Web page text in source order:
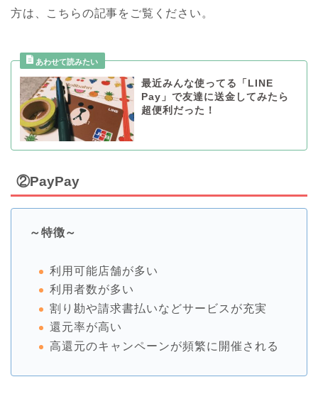
方は、こちらの記事をご覧ください。
最近みんな使ってる「LINE
Pay」で友達に送金してみたら
超便利だった！
②PayPay
～特徴～
利用可能店舗が多い
利用者数が多い
割り勘や請求書払いなどサービスが充実
還元率が高い
高還元のキャンペーンが頻繁に開催される